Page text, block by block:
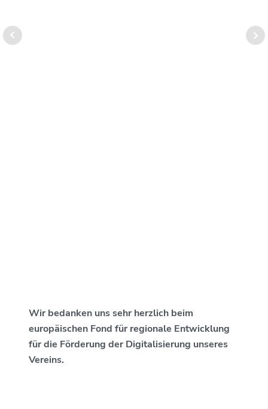
Wir bedanken uns sehr herzlich beim
europäischen Fond für regionale Entwicklung
für die Förderung der Digitalisierung unseres
Vereins.